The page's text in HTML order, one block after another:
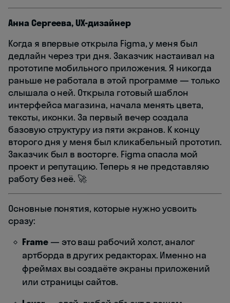
Анна Сергеева, UX-дизайнер
Когда я впервые открыла Figma, у меня был
дедлайн через три дня. Заказчик настаивал на
прототипе мобильного приложения. Я никогда
раньше не работала в этой программе — только
слышала о ней. Открыла готовый шаблон
интерфейса магазина, начала менять цвета,
тексты, иконки. За первый вечер создала
базовую структуру из пяти экранов. К концу
второго дня у меня был кликабельный прототип.
Заказчик был в восторге. Figma спасла мой
проект и репутацию. Теперь я не представляю
работу без неё. 🚀
Основные понятия, которые нужно усвоить
сразу:
Frame— это ваш рабочий холст, аналог
артборда в других редакторах. Именно на
фреймах вы создаёте экраны приложений
или страницы сайтов.